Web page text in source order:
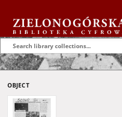
OBJECT